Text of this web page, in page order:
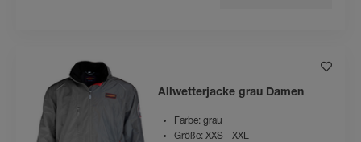
Allwetterjacke grau Damen
Farbe: grau
Größe: XXS - XXL